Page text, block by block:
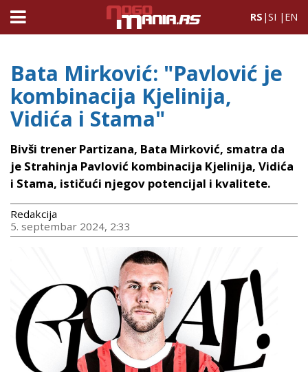
RS |SI | EN
Bata Mirković: "Pavlović je
kombinacija Kjelinija,
Vidića i Stama"
Bivši trener Partizana, Bata Mirković, smatra da
je Strahinja Pavlović kombinacija Kjelinija, Vidića
i Stama, ističući njegov potencijal i kvalitete.
Redakcija
5. septembar 2024, 2:33